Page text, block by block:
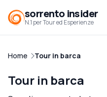
sorrento insider
N.1 per Tour ed Esperienze
Home Tour in barca
Tour in barca